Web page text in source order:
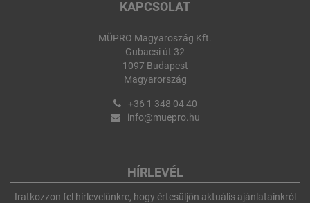
KAPCSOLAT
MÜPRO Magyaroszág Kft.
Gubacsi út 32
1097 Budapest
Magyarország
+36 1 348 04 40
info@muepro.hu
HÍRLEVÉL
Iratkozzon fel hírlevelünkre, hogy értesüljön aktuális ajánlatainkról